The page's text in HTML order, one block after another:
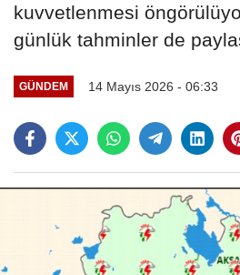
kuvvetlenmesi
günlük tahminler de
GÜNDEM 14 Mayıs 2026 - 06:33